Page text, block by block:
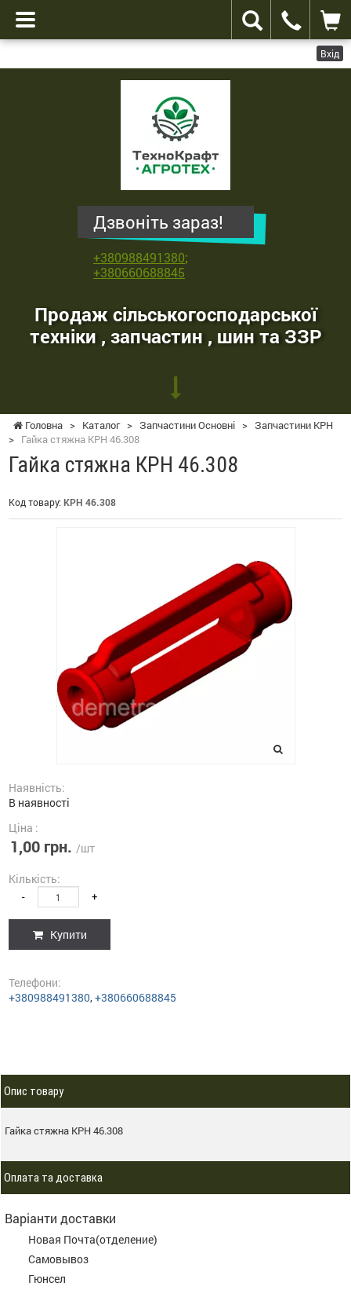
Вхід
сільськогосподарської
Дзвоніть зараз!
+380988491380;
+380660688845
Продаж сільськогосподарської
техніки , запчастин , шин та ЗЗР
Головна > Каталог > Запчастини Основні > Запчастини КРН
> Гайка стяжна КРН 46.308
Гайка стяжна КРН 46.308
Код товару: КРН 46.308
Наявність:
В наявності
Ціна :
1,00 грн. /шт
Кількість:
- +
Купити
Телефони:
+380988491380,+380660688845
Опис товару
Гайка стяжна КРН 46.308
Оплата та доставка
Варіанти доставки
Новая Почта(отделение)
Самовывоз
Гюнсел